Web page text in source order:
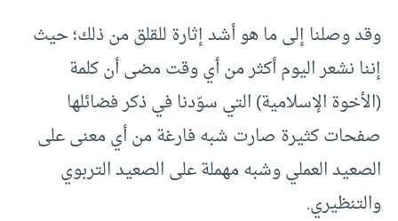
وقد وصلنا إلى ما هو أشد إثارة للقلق من ذلك؛ حيث
إننا نشعر اليوم أكثر من أي وقت مضى أن كلمة
(الأخوة الإسلامية) التي سوّدنا في ذكر فضائلها
صفحات كثيرة صارت شبه فارغة من أي معنى على
الصعيد العملي وشبه مهملة على الصعيد التربوي
والتنظيري.